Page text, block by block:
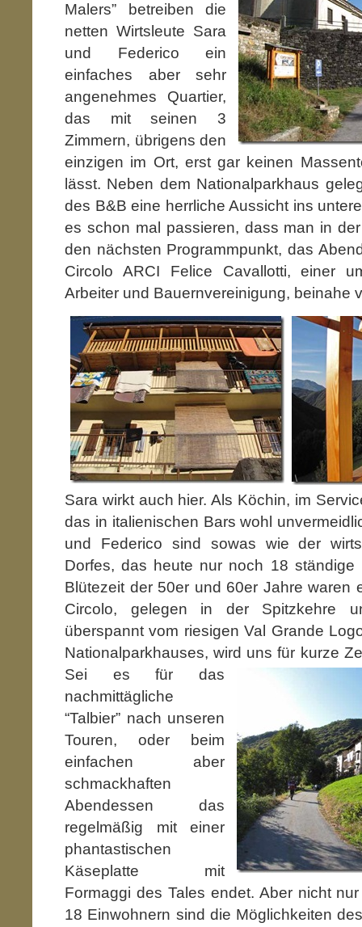
Malers” betreiben die
netten Wirtsleute Sara
und Federico ein
einfaches aber sehr
angenehmes Quartier,
das mit seinen 3
Zimmern, übrigens den
einzigen im Ort, erst gar keinen
lässt. Neben dem Nationalparkhaus
des B&B eine herrliche Aussicht ins
es schon mal passieren, dass man in
den nächsten Programmpunkt, das
Circolo ARCI Felice Cavallotti, einer
Arbeiter und Bauernvereinigung, beinahe
Sara wirkt auch hier. Als Köchin, im
das in italienischen Bars wohl
und Federico sind sowas wie der
Dorfes, das heute nur noch 18 ständige
Blütezeit der 50er und 60er Jahre waren
Circolo, gelegen in der Spitzkehre
überspannt vom riesigen Val Grande
Nationalparkhauses, wird uns für kurze
Sei es für das
nachmittägliche
“Talbier” nach unseren
Touren, oder beim
einfachen aber
schmackhaften
Abendessen das
regelmäßig mit einer
phantastischen
Käseplatte mit
Formaggi des Tales endet. Aber nicht
18 Einwohnern sind die Möglichkeiten